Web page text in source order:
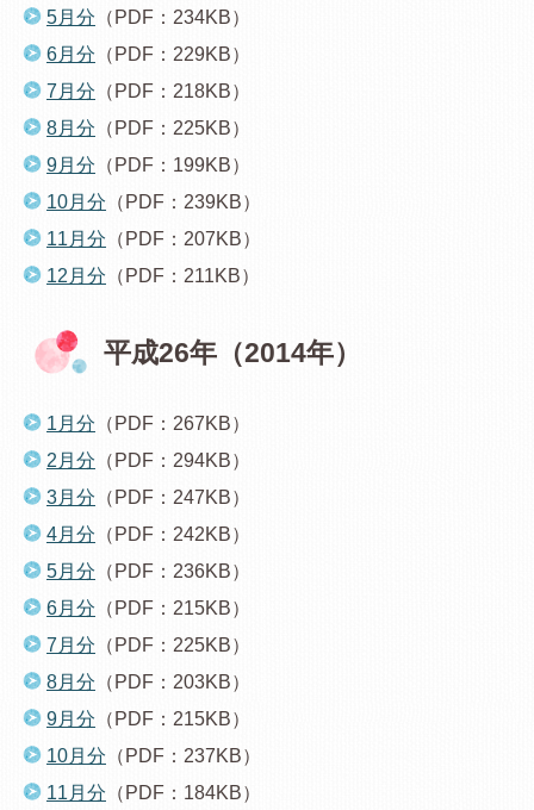
5月分 （PDF：234KB）
6月分 （PDF：229KB）
7月分 （PDF：218KB）
8月分 （PDF：225KB）
9月分 （PDF：199KB）
10月分 （PDF：239KB）
11月分 （PDF：207KB）
12月分 （PDF：211KB）
平成26年（2014年）
1月分 （PDF：267KB）
2月分 （PDF：294KB）
3月分 （PDF：247KB）
4月分 （PDF：242KB）
5月分 （PDF：236KB）
6月分 （PDF：215KB）
7月分 （PDF：225KB）
8月分 （PDF：203KB）
9月分 （PDF：215KB）
10月分 （PDF：237KB）
11月分 （PDF：184KB）